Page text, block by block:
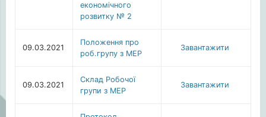
економічного
розвитку № 2
09.03.2021
Положення про
роб.групу з МЕР
Завантажити
09.03.2021
Склад Робочої
групи з МЕР
Завантажити